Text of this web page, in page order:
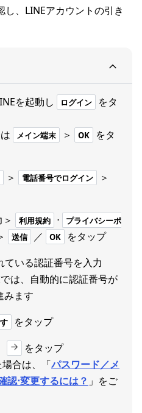
、LINEアカウントの引き
を起動し ログイン
をタ
メイン端末 ＞ OK
をタ
＞ 電話番号でログイン ＞
利用規約 ⋅
プライバシーポ
送信 ／ OK
をタップ
ている認証番号を入力
は、自動的に認証番号が
みます
をタップ
をタップ
合は、「パスワード／メ
認⋅変更するには？ 」をご